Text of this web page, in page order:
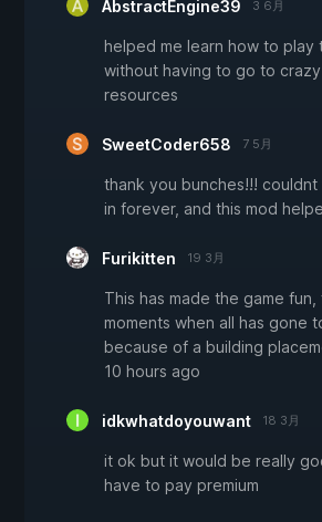
AbstractEngine39 3 6月
helped me learn how to play
without having to go to crazy
resources
SweetCoder658 7 5月
thank you bunches!!! couldnt
in forever, and this mod
Furikitten 19 3月
This has made the game
moments when all has gone
because of a building
10 hours ago
idkwhatdoyouwant 18 3月
it ok but it would be really
have to pay premium